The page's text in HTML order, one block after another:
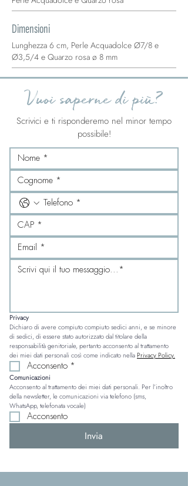
Dimensioni
Lunghezza 6 cm, Perle Acquadolce Ø7/8 e
Ø3,5/4 e Quarzo rosa ø 8 mm
Vuoi saperne di più?
Scrivici e ti risponderemo nel minor tempo
possibile!
Privacy
Dichiaro di avere compiuto compiuto sedici anni, e se minore
di sedici, di essere stato autorizzato dal titolare della
responsabilità genitoriale, pertanto acconsento al trattamento
dei miei dati personali così come indicato nella Privacy Policy.
Acconsento *
Comunicazioni
Acconsento al trattamento dei miei dati personali. Per l’inoltro
della newsletter, le comunicazioni via telefono (sms,
WhatsApp, telefonata vocale)
Acconsento
Invia